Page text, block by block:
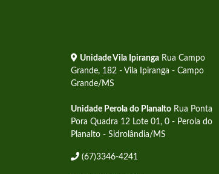
Unidade Vila Ipiranga Rua Campo
Grande, 182 - Vila Ipiranga - Campo
Grande/MS
Unidade Perola do Planalto Rua Ponta
Pora Quadra 12 Lote 01, 0 - Perola do
Planalto - Sidrolândia/MS
(67)3346-4241